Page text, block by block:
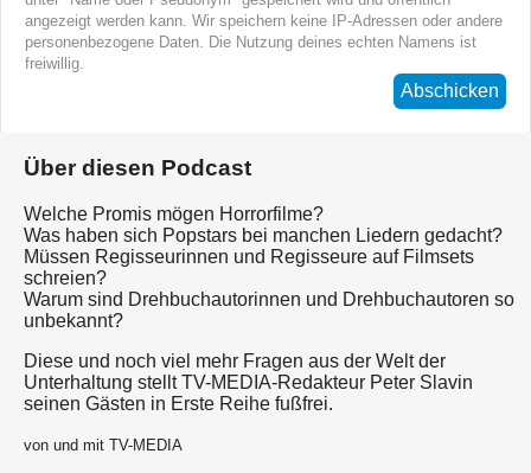
angezeigt werden kann. Wir speichern keine IP-Adressen oder andere
personenbezogene Daten. Die Nutzung deines echten Namens ist
freiwillig.
Abschicken
Über diesen Podcast
Welche Promis mögen Horrorfilme?
Was haben sich Popstars bei manchen Liedern gedacht?
Müssen Regisseurinnen und Regisseure auf Filmsets
schreien?
Warum sind Drehbuchautorinnen und Drehbuchautoren so
unbekannt?
Diese und noch viel mehr Fragen aus der Welt der
Unterhaltung stellt TV-MEDIA-Redakteur Peter Slavin
seinen Gästen in Erste Reihe fußfrei.
von und mit TV-MEDIA